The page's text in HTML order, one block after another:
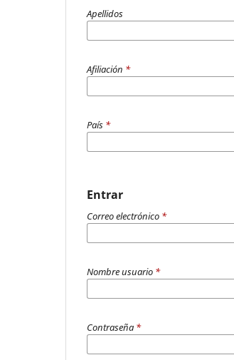
Apellidos
Afiliación *
País *
Entrar
Correo electrónico *
Nombre usuario *
Contraseña *